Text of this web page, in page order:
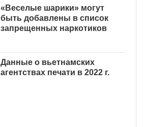
«Веселые шарики» могут
быть добавлены в список
запрещенных наркотиков
Данные о вьетнамских
агентствах печати в 2022 г.